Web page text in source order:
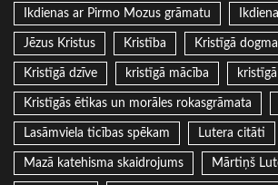
Ikdienas ar Pirmo Mozus grāmatu
Jēzus Kristus Kristība Kristīgā
Kristīgā dzīve kristīgā mācība
Kristīgās ētikas un morāles rokasgrāmata
Lasāmviela ticības spēkam Lutera citāti
Mazā katehisma skaidrojums Mārtiņš